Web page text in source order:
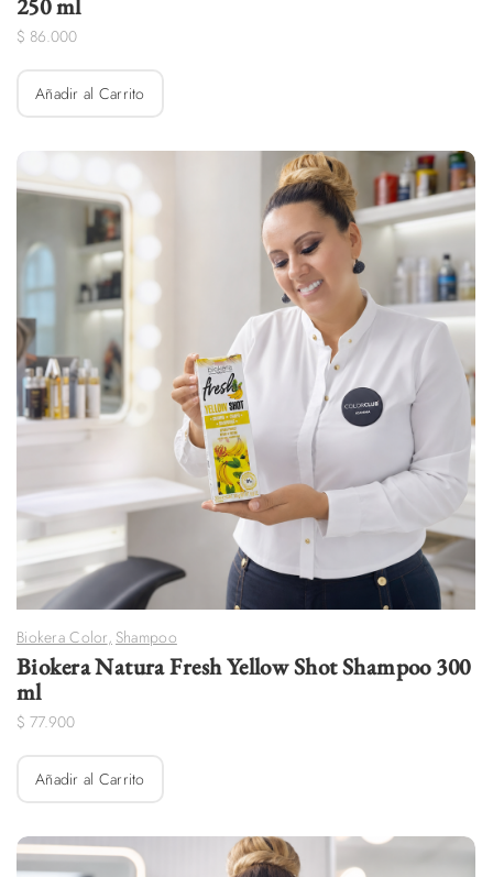
$86.000
Biokera Color,Shampoo
Biokera Natura Fresh Yellow Shot Shampoo 300
ml
$77.900